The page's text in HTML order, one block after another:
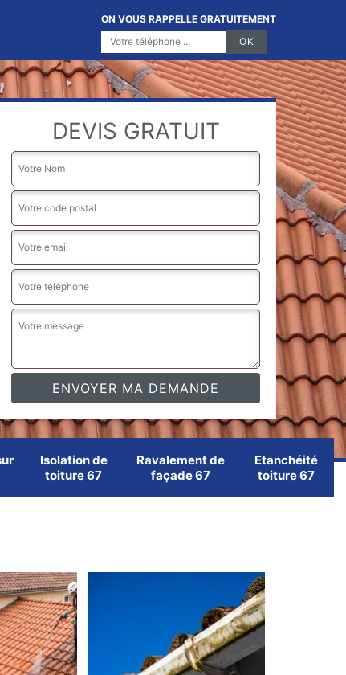
ON VOUS RAPPELLE GRATUITEMENT
DEVIS GRATUIT
Isolation de
toiture 67
Ravalement de
façade 67
Etanchéité
toiture 67